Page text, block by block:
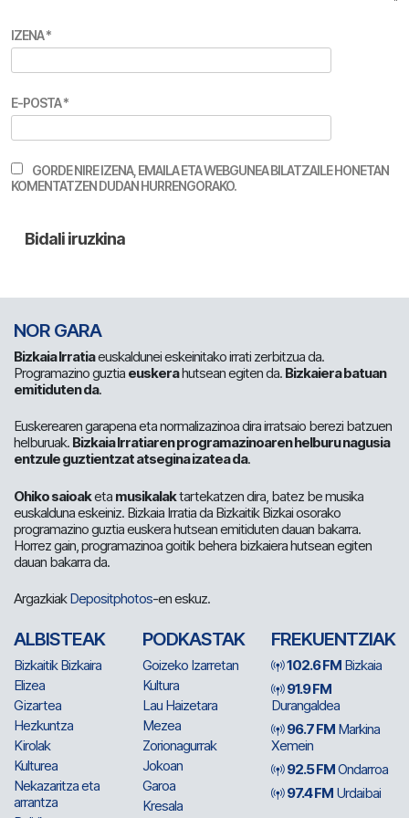
IZENA*
E-POSTA*
GORDE NIRE IZENA, EMAILA ETA WEBGUNEA BILATZAILE HONETAN
KOMENTATZEN DUDAN HURRENGORAKO.
NOR GARA
Bizkaia Irratiaeuskaldunei eskeinitako irrati zerbitzua da.
Programazino guztia euskerahutsean egiten da. Bizkaiera batuan
emitiduten da.
Euskerearen garapena eta normalizazinoa dira irratsaio berezi batzuen
helburuak. Bizkaia Irratiaren programazinoaren helburu nagusia
entzule guztientzat atsegina izatea da.
Ohiko saioaketa musikalaktartekatzen dira, batez be musika
euskalduna eskeiniz. Bizkaia Irratia da Bizkaitik Bizkai osorako
programazino guztia euskera hutsean emitiduten dauan bakarra.
Horrez gain, programazinoa goitik behera bizkaiera hutsean egiten
dauan bakarra da.
ArgazkiakDepositphotos-en eskuz.
ALBISTEAK
Bizkaitik Bizkaira
Elizea
Gizartea
Hezkuntza
Kirolak
Kulturea
Nekazaritza eta
arrantza
PODKASTAK
Goizeko Izarretan
Kultura
Lau Haizetara
Mezea
Zorionagurrak
Jokoan
Garoa
Kresala
FREKUENTZIAK
102.6 FM Bizkaia
91.9 FM
Durangaldea
96.7 FM Markina
Xemein
92.5 FMOndarroa
97.4 FM Urdaibai